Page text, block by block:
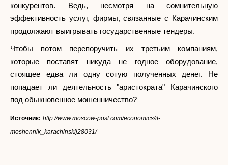
конкурентов. Ведь, несмотря на сомнительную
эффективность услуг, фирмы, связанные с Карачинским
продолжают выигрывать государственные тендеры.
Чтобы потом перепоручить их третьим компаниям,
которые поставят никуда не годное оборудование,
стоящее едва ли одну сотую полученных денег. Не
попадает ли деятельность "аристократа" Карачинского
под обыкновенное мошенничество?
Источник: http://www.moscow-post.com/economics/it-
moshennik_karachinskij28031/